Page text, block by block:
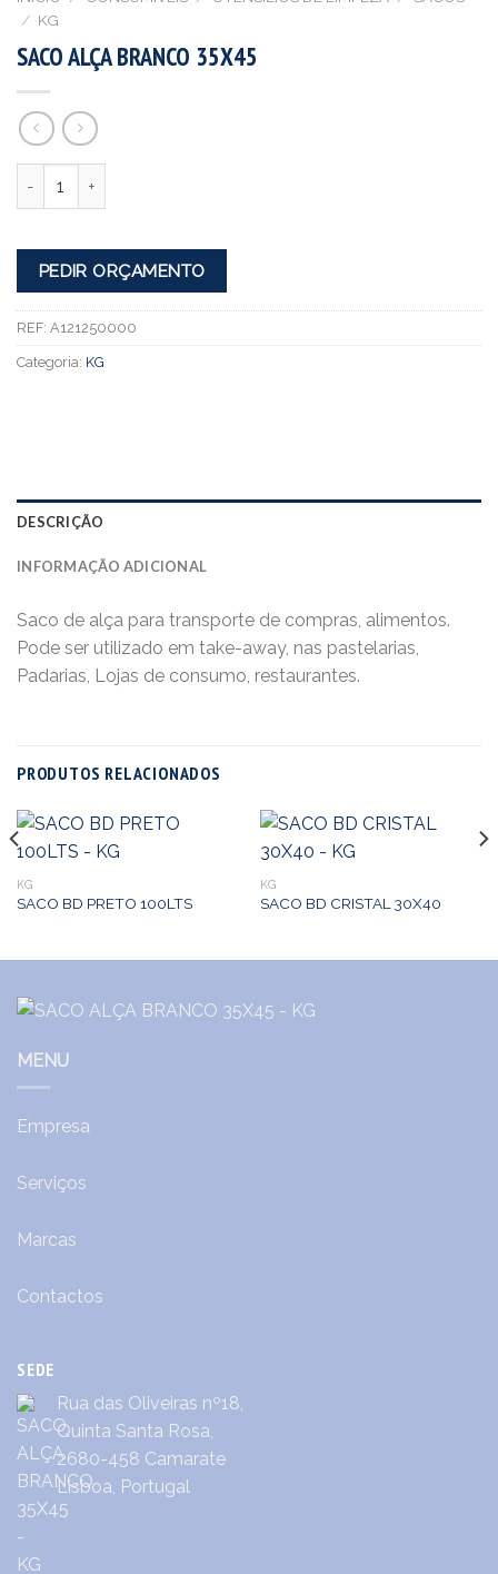
/ KG
SACO ALÇA BRANCO 35X45
PEDIR ORÇAMENTO
REF: A121250000
Categoria: KG
DESCRIÇÃO
INFORMAÇÃO ADICIONAL
Saco de alça para transporte de compras, alimentos.
Pode ser utilizado em take-away, nas pastelarias,
Padarias, Lojas de consumo, restaurantes.
PRODUTOS RELACIONADOS
KG
SACO BD PRETO 100LTS
KG
SACO BD CRISTAL 30X40
MENU
Empresa
Serviços
Marcas
Contactos
SEDE
Rua das Oliveiras nº18,
Quinta Santa Rosa,
2680-458 Camarate
Lisboa, Portugal